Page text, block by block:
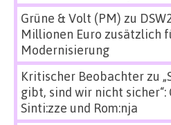
Grüne & Volt (PM) zu
Millionen Euro zusätzlich
Modernisierung
Kritischer Beobachterzu
gibt, sind wir nicht sicher“:
Sinti:zze und Rom:nja